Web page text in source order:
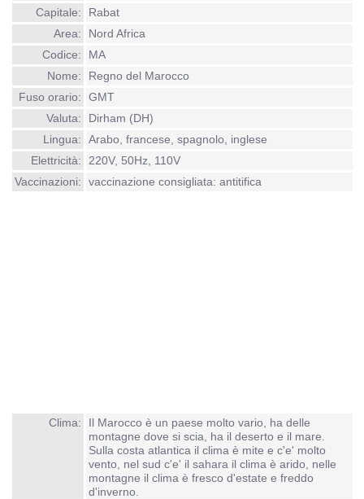
Capitale:
Rabat
Area:
Nord Africa
Codice:
MA
Nome:
Regno del Marocco
Fuso orario:
GMT
Valuta:
Dirham (DH)
Lingua:
Arabo, francese, spagnolo, inglese
Elettricità:
220V, 50Hz, 110V
Vaccinazioni:
vaccinazione consigliata: antitifica
Clima:
Il Marocco è un paese molto vario, ha delle
montagne dove si scia, ha il deserto e il mare.
Sulla costa atlantica il clima è mite e c'e' molto
vento, nel sud c'e' il sahara il clima è arido, nelle
montagne il clima è fresco d'estate e freddo
d'inverno.